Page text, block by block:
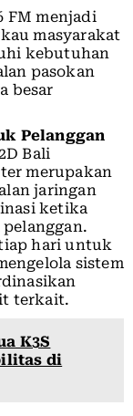
FM menjadi
masyarakat
kebutuhan
pasokan
besar
Pelanggan
Bali
merupakan
jaringan
ketika
hari untuk
sistem
terkait.
K3S
di